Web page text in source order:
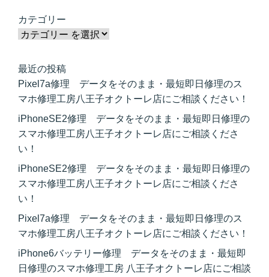
カテゴリー
最近の投稿
Pixel7a修理 データをそのまま・最短即日修理のス
マホ修理工房八王子オクトーレ店にご相談ください！
iPhoneSE2修理 データをそのまま・最短即日修理の
スマホ修理工房八王子オクトーレ店にご相談くださ
い！
iPhoneSE2修理 データをそのまま・最短即日修理の
スマホ修理工房八王子オクトーレ店にご相談くださ
い！
Pixel7a修理 データをそのまま・最短即日修理のス
マホ修理工房八王子オクトーレ店にご相談ください！
iPhone6バッテリー修理 データをそのまま・最短即
日修理のスマホ修理工房 八王子オクトーレ店にご相談